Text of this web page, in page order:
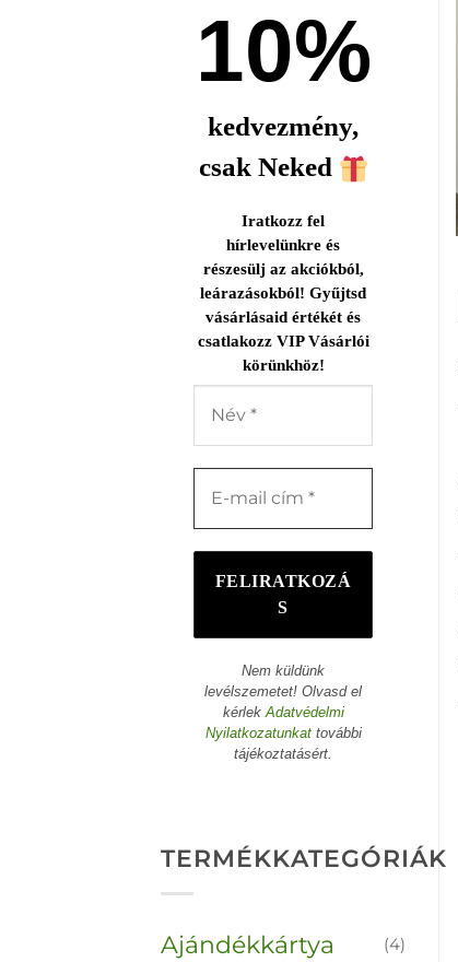
10%
kedvezmény,
csak Neked
Iratkozz fel
hírlevelünkre és
részesülj az akciókból,
leárazásokból! Gyűjtsd
vásárlásaid értékét és
csatlakozz VIP Vásárlói
körünkhöz!
Nem küldünk
levélszemetet! Olvasd el
kérlekAdatvédelmi
Nyilatkozatunkattovábbi
tájékoztatásért.
TERMÉKKATEGÓRIÁK
Ajándékkártya (4)